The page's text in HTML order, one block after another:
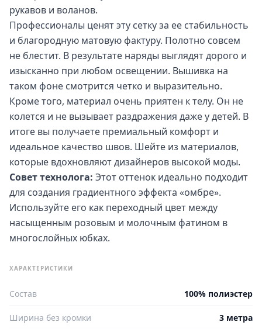
рукавов и воланов.
Профессионалы ценят эту сетку за ее стабильность
и благородную матовую фактуру. Полотно совсем
не блестит. В результате наряды выглядят дорого и
изысканно при любом освещении. Вышивка на
таком фоне смотрится четко и выразительно.
Кроме того, материал очень приятен к телу. Он не
колется и не вызывает раздражения даже у детей. В
итоге вы получаете премиальный комфорт и
идеальное качество швов. Шейте из материалов,
которые вдохновляют дизайнеров высокой моды.
Совет технолога: Этот оттенок идеально подходит
для создания градиентного эффекта «омбре».
Используйте его как переходный цвет между
насыщенным розовым и молочным фатином в
многослойных юбках.
ХАРАКТЕРИСТИКИ
Состав 100% полиэстер
Ширина без кромки 3 метра